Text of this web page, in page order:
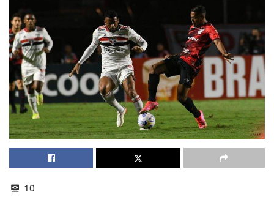
10